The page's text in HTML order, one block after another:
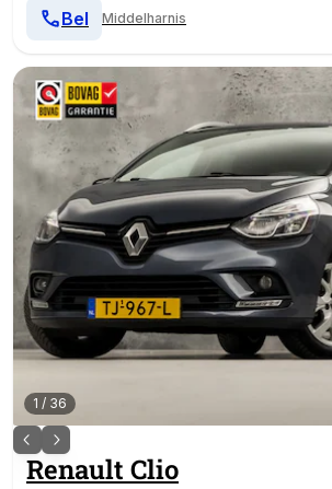
Middelharnis
Bel
1 / 36
Renault Clio